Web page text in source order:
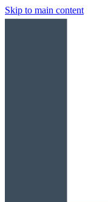
Skip to main content